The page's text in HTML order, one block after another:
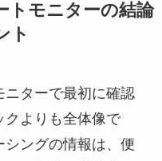
トモニターの結論
ト
ニターで最初に確認
クよりも全体像で
ングの情報は、便